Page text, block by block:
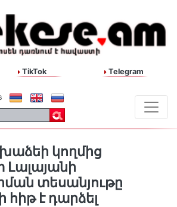
TikTok Telegram
կողմից
տեսանյութը
է դարձել